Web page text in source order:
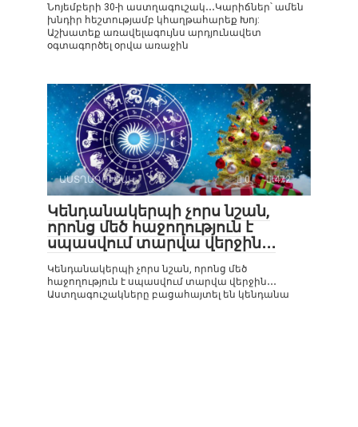
Նոյեմբերի 30-ի աստղագուշակ․․․Կարիճներ՝ ամեն
խնդիր հեշտությամբ կհաղթահարեք Խոյ:
Աշխատեք առավելագույնս արդյունավետ
օգտագործել օրվա առաջին
ԱՍՏՂԱԳՈՒՇԱԿ 0 472
Կենդանակերպի չորս նշան,
որոնց մեծ հաջողություն է
սպասվում տարվա վերջին․․․
Կենդանակերպի չորս նշան, որոնց մեծ
հաջողություն է սպասվում տարվա վերջին․․․
Աստղագուշակները բացահայտել են կենդանա